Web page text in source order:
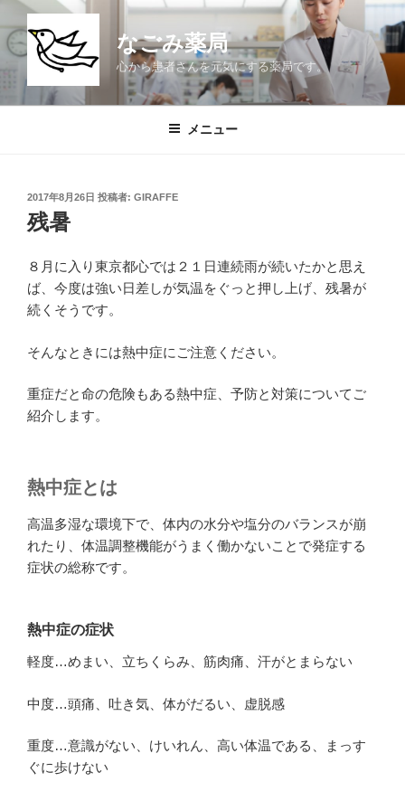
ン
テ
なごみ薬局
心から患者さんを元気にする薬局です。
メニュー
投
稿
日:
2017年8月26日 投稿者: GIRAFFE
残暑
８月に入り東京都心では２１日連続雨が続いたかと思え
ば、今度は強い日差しが気温をぐっと押し上げ、残暑が
続くそうです。
そんなときには熱中症にご注意ください。
重症だと命の危険もある熱中症、予防と対策についてご
紹介します。
熱中症とは
高温多湿な環境下で、体内の水分や塩分のバランスが崩
れたり、体温調整機能がうまく働かないことで発症する
症状の総称です。
熱中症の症状
軽度…めまい、立ちくらみ、筋肉痛、汗がとまらない
中度…頭痛、吐き気、体がだるい、虚脱感
重度…意識がない、けいれん、高い体温である、まっす
ぐに歩けない